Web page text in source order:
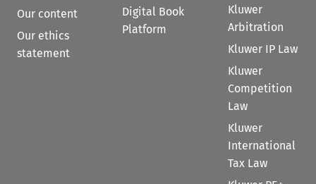
Our content
Our ethics
statement
Digital Book
Platform
Kluwer
Arbitration
Kluwer IP Law
Kluwer
Competition
Law
Kluwer
International
Tax Law